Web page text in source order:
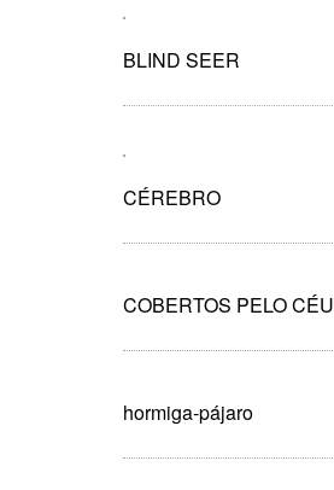
BLIND SEER
CÉREBRO
COBERTOS PELO CÉU
hormiga-pájaro